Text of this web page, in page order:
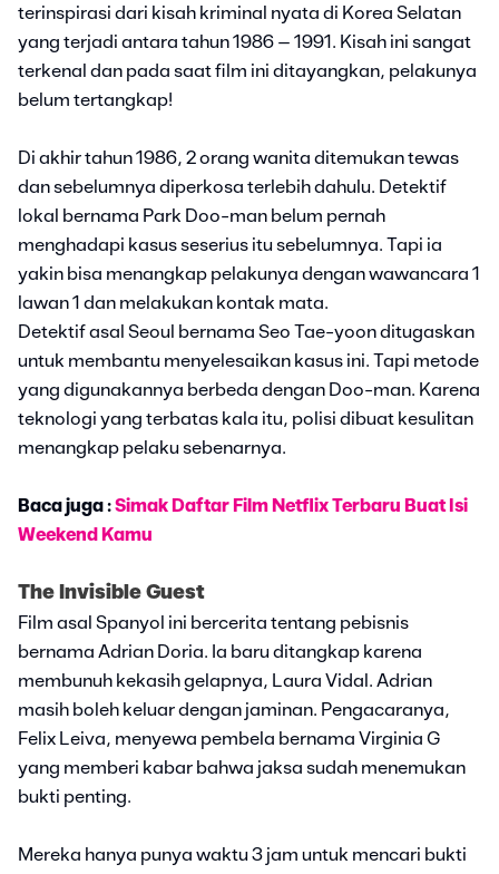
terinspirasi dari kisah kriminal nyata di Korea Selatan
yang terjadi antara tahun 1986 – 1991. Kisah ini sangat
terkenal dan pada saat film ini ditayangkan, pelakunya
belum tertangkap!
Di akhir tahun 1986, 2 orang wanita ditemukan tewas
dan sebelumnya diperkosa terlebih dahulu. Detektif
lokal bernama Park Doo-man belum pernah
menghadapi kasus seserius itu sebelumnya. Tapi ia
yakin bisa menangkap pelakunya dengan wawancara 1
lawan 1 dan melakukan kontak mata.
Detektif asal Seoul bernama Seo Tae-yoon ditugaskan
untuk membantu menyelesaikan kasus ini. Tapi metode
yang digunakannya berbeda dengan Doo-man. Karena
teknologi yang terbatas kala itu, polisi dibuat kesulitan
menangkap pelaku sebenarnya.
Baca juga :Simak Daftar Film Netflix Terbaru Buat Isi
Weekend Kamu
The Invisible Guest
Film asal Spanyol ini bercerita tentang pebisnis
bernama Adrian Doria. Ia baru ditangkap karena
membunuh kekasih gelapnya, Laura Vidal. Adrian
masih boleh keluar dengan jaminan. Pengacaranya,
Felix Leiva, menyewa pembela bernama Virginia G
yang memberi kabar bahwa jaksa sudah menemukan
bukti penting.
Mereka hanya punya waktu 3 jam untuk mencari bukti